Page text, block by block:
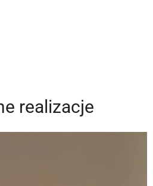
realizacje